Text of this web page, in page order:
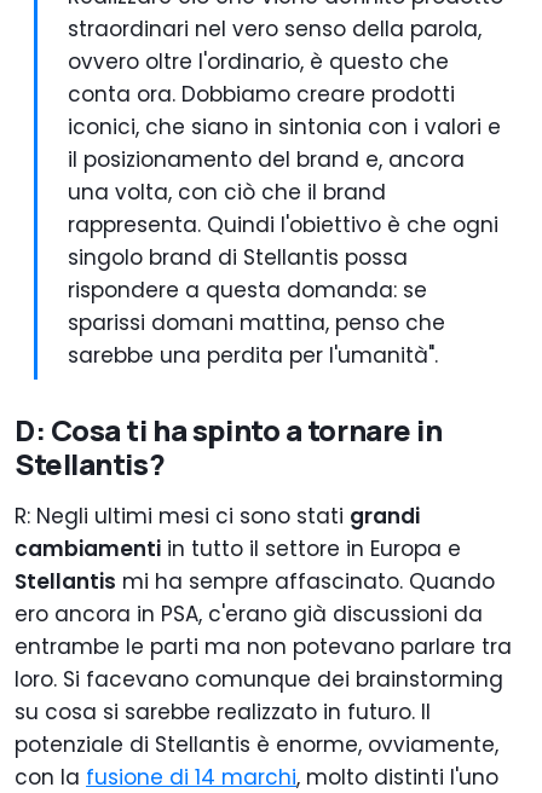
straordinari nel vero senso della parola,
ovvero oltre l'ordinario, è questo che
conta ora. Dobbiamo creare prodotti
iconici, che siano in sintonia con i valori e
il posizionamento del brand e, ancora
una volta, con ciò che il brand
rappresenta. Quindi l'obiettivo è che ogni
singolo brand di Stellantis possa
rispondere a questa domanda: se
sparissi domani mattina, penso che
sarebbe una perdita per l'umanità".
D: Cosa ti ha spinto a tornare in
Stellantis?
R: Negli ultimi mesi ci sono stati grandi
cambiamenti in tutto il settore in Europa e
Stellantis mi ha sempre affascinato. Quando
ero ancora in PSA, c'erano già discussioni da
entrambe le parti ma non potevano parlare tra
loro. Si facevano comunque dei brainstorming
su cosa si sarebbe realizzato in futuro. Il
potenziale di Stellantis è enorme, ovviamente,
con la fusione di 14 marchi, molto distinti l'uno